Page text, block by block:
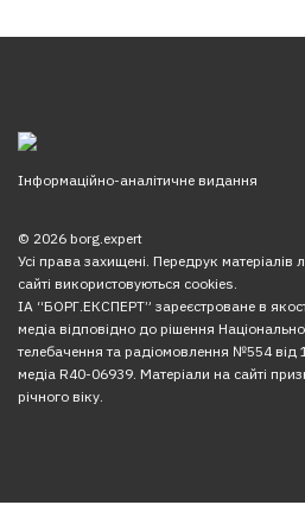
Інформаційно-аналітичне видання
© 2026 borg.expert
Усі права захищені. Передрук матеріалів
сайті використовуються cookies.
ІА “БОРГ.ЕКСПЕРТ” зареєстроване в
медіа відповідно до рішення
телебачення та радіомовлення №554 від
медіа R40-06939. Матеріали на сайті
річного віку.